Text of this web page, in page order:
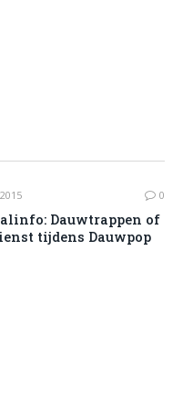
0
Dauwtrappen of
tijdens Dauwpop